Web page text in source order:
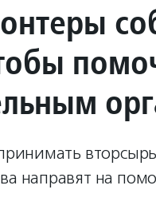
направят на